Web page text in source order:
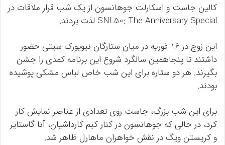
کالین جاست و اسکارلت جوهانسون از یک شب قرار ملاقات در
SNL50: The Anniversary Special لذت بردند.
این زوج در 16 فوریه در میان ستارگان نیویورک سیتی حضور
داشتند تا پنجاهمین سالگرد شروع این برنامه کمدی را جشن
بگیرند. هر دو ستاره برای این شب خاص لباس مشکی پوشیده
بودند.
برای این شب بزرگ، جاست روی تعدادی از عناصر نمایش کار
کرد، در حالی که جوهانسون در کنار کیم کارداشیان، آنا گاستایر
و کریستن ویگ در نقش خواهران ماهارل ظاهر شد.